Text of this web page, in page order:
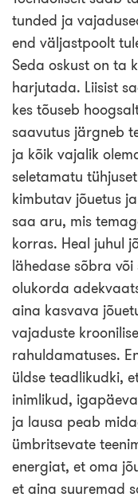
tunded ja
end väljastpoolt
Seda oskust on ta
harjutada. Liisist
kes tõuseb
saavutus järgneb
ja kõik vajalik
seletamatu
kimbutav jõuetus
saa aru, mis
korras. Heal juhul
lähedase sõbra
olukorda
aina kasvava
vajaduste
rahuldamatuses.
üldse teadlikudki,
inimlikud,
ja lausa peab
ümbritsevate
energiat, et oma
et aina suuremad